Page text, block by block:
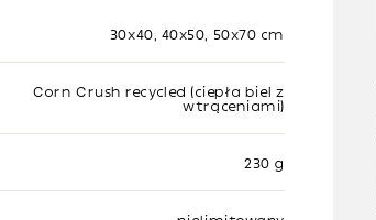
30x40, 40x50, 50x70 cm
Corn Crush recycled (ciepła biel z
wtrąceniami)
230 g